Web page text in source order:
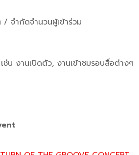
/ จำกัดจำนวนผู้เข้าร่วม
น งานเปิดตัว, งานเข้าชมรอบสื่อต่างๆ